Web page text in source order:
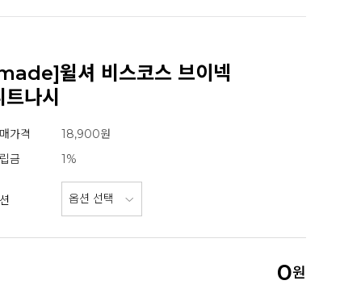
윌셔 비스코스 브이넥
트나시
가격
18,900원
금
1%
0원